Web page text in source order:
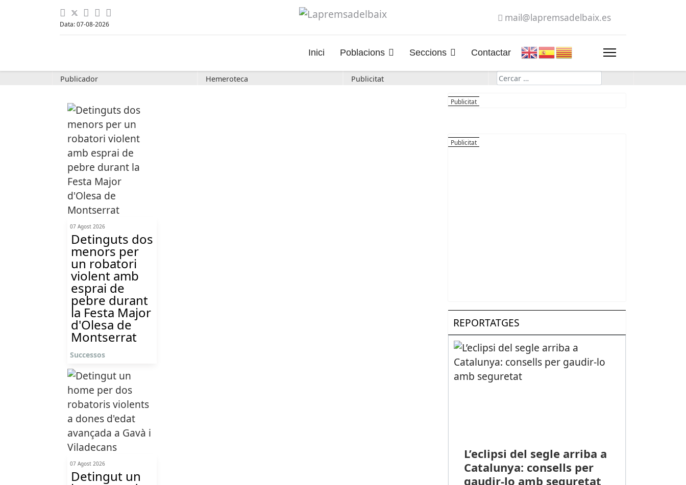
Data: 07-08-2026
mail@lapremsadelbaix.es
Inici Poblacions Seccions Contactar
Publicador Hemeroteca Publicitat Cerca
07 Agost 2026
Detinguts dos
menors per
un robatori
violent amb
esprai de
pebre durant
la Festa Major
d'Olesa de
Montserrat
Successos
07 Agost 2026
Detingut un
REPORTATGES
L’eclipsi del segle arriba a
Catalunya: consells per
gaudir-lo amb seguretat